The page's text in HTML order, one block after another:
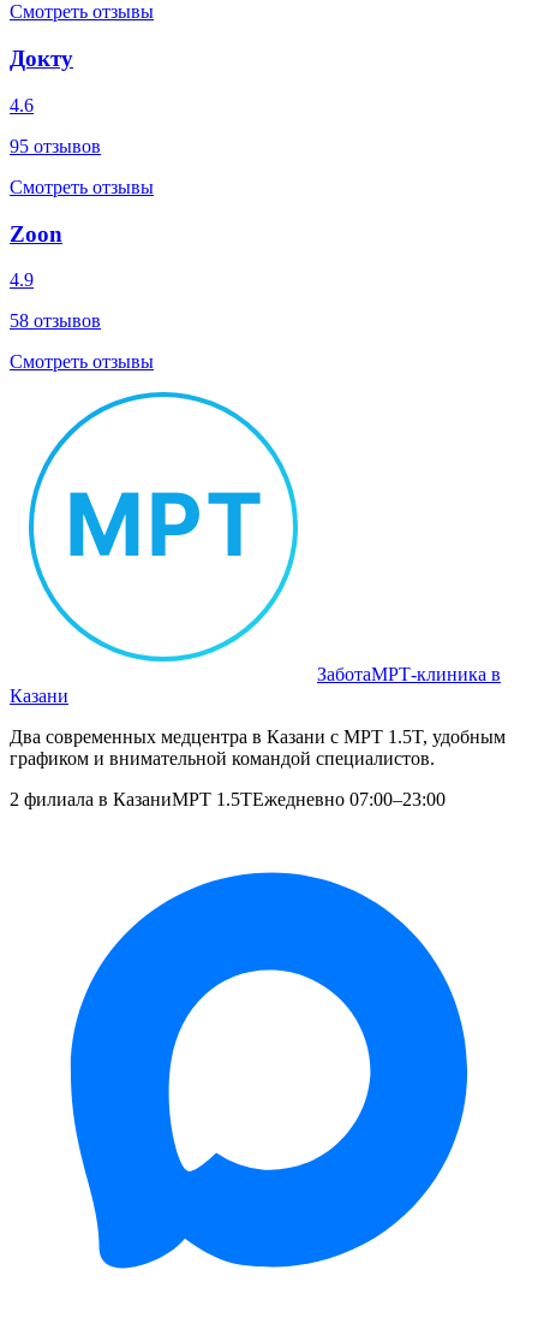
Смотреть отзывы
Докту
4.6
95 отзывов
Смотреть отзывы
Zoon
4.9
58 отзывов
Смотреть отзывы
ЗаботаМРТ‑клиника в
Казани
Два современных медцентра в Казани с МРТ 1.5T, удобным
графиком и внимательной командой специалистов.
2 филиала в КазаниМРТ 1.5TЕжедневно 07:00–23:00